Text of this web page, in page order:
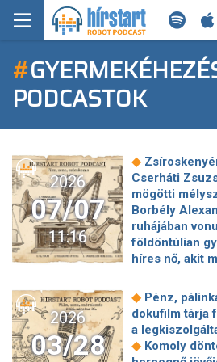
KEZDŐLAP
FRISS HÍREK
FILM-ZENE-SZÓRAKOZÁS
PLAYLIST
MI AZ A ROBOT PODCAST?
#
PODCASTOK
2026
07/07
11:16
◆
Cserháti
mögötti
Borbély
ruhájában
földöntúlian
híres nő, akit
is bekerült
fájdalommal
focista, két
George
2026
03/28
◆ Pénz,
dokufilm tárja
a
◆ Komoly